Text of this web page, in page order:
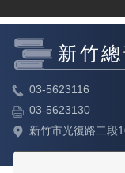
新竹總
03-5623116
03-5623130
新竹市光復路二段